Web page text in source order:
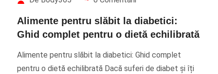
Alimente pentru slăbit la diabetici:
Ghid complet pentru o dietă echilibrată
Alimente pentru slăbit la diabetici: Ghid complet
pentru o dietă echilibrată Dacă suferi de diabet și îți